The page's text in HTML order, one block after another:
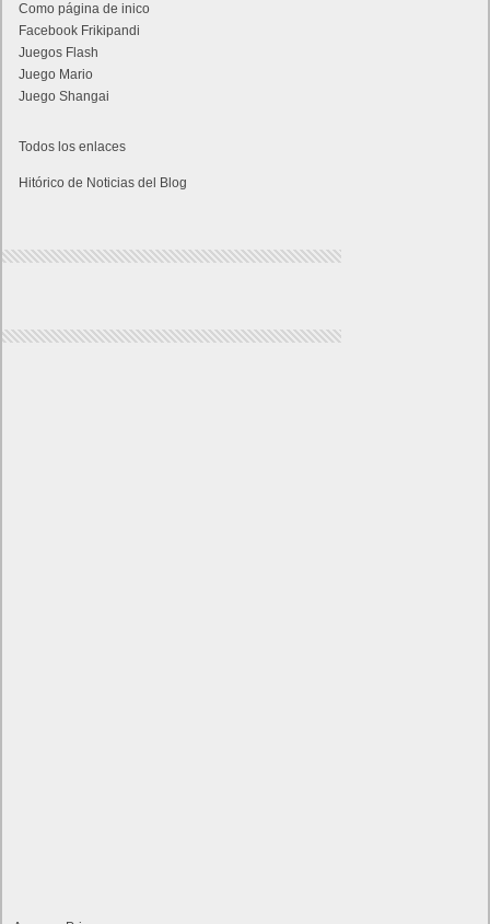
Como página de inico
Facebook Frikipandi
Juegos Flash
Juego Mario
Juego Shangai
Todos los enlaces
Hitórico de Noticias del Blog